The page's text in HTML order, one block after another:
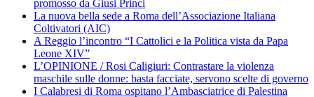
promosso da Giusi Princi
La nuova bella sede a Roma dell’Associazione Italiana
Coltivatori (AIC)
A Reggio l’incontro “I Cattolici e la Politica vista da Papa
Leone XIV”
L’OPINIONE / Rosi Caligiuri: Contrastare la violenza
maschile sulle donne: basta facciate, servono scelte di governo
I Calabresi di Roma ospitano l’Ambasciatrice di Palestina